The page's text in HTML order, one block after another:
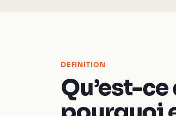
DEFINITION
Qu’est-